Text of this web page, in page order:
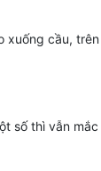
xuống cầu, trên
số thì vẫn mắc